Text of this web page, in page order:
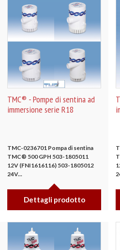
TMC® - Pompe di sentina ad
immersione serie R18
TMC-0236701 Pompa di sentina
TMC® 500 GPH 503-1805011
12V (FNI1616116) 503-1805012
24V...
Dettagli prodotto